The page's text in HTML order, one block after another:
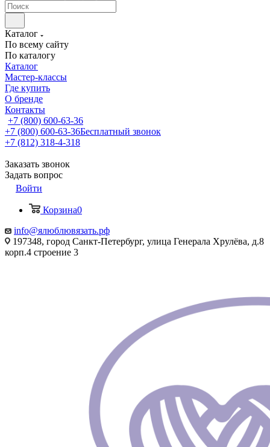
Каталог
По всему сайту
По каталогу
Каталог
Мастер-классы
Где купить
О бренде
Контакты
+7 (800) 600-63-36
+7 (800) 600-63-36Бесплатный звонок
+7 (812) 318-4-318
Заказать звонок
Задать вопрос
Войти
Корзина0
info@ялюблювязать.рф
197348, город Санкт-Петербург, улица Генерала Хрулёва, д.8
корп.4 строение 3